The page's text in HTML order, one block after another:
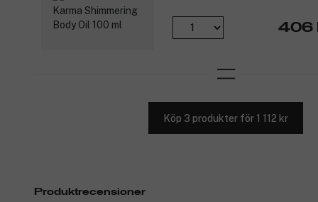
406
Köp 3 produkter för 1 112 kr
Produktrecensioner